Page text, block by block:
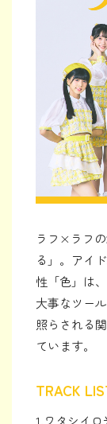
ラフ×ラフ
る」。アイ
性「色」は
大事なツー
照らされる
ています。
TRACK
1.ワタシイロ